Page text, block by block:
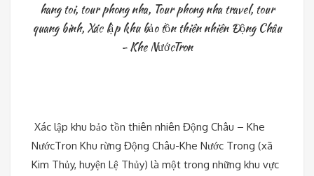
hang toi, tour phong nha, Tour phong nha travel,tour
quang binh, Xác lập khu bảo tồn thiên nhiên Động Châu
- Khe NướcTron
Xác lập khu bảo tồn thiên nhiên Động Châu – Khe
NướcTron Khu rừng Động Châu-Khe Nước Trong (xã
Kim Thủy, huyện Lệ Thủy) là một trong những khu vực